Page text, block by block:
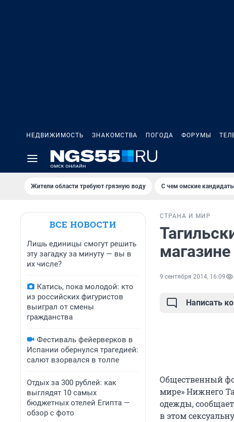
НЕДВИЖИМОСТЬ ЗНАКОМСТВА ПОГОДА ФОРУМЫ
Жители области требуют грязную воду С чем омские
ВСЕ НОВОСТИ
Лишь единицы смогут решить
эту загадку за минуту — вы в
их числе?
Катись, пока молодой: кто
из российских фигуристов
выиграл от смены
гражданства
Фестиваль фейерверков в
Испании обернулся трагедией:
салют взорвался в толпе
Отдых за 300 рублей: как
выглядят 10 самых
бюджетных отелей Египта —
обзор с фото
СТРАНА И МИР
9 сентября 2014, 16:09
Написать
Общественный
мире» Нижнего
одежды,
в этом